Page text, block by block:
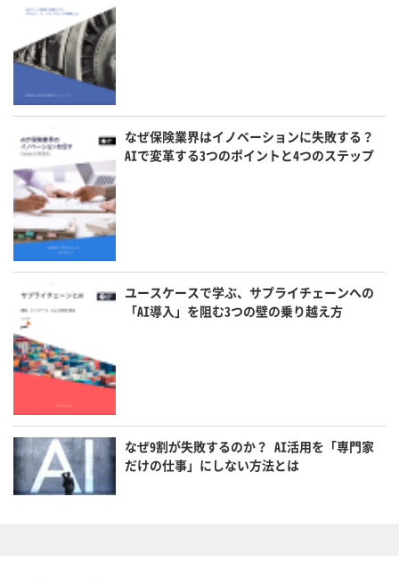
なぜ保険業界はイノベーションに失敗する？
AIで変革する3つのポイントと4つのステップ
ユースケースで学ぶ、サプライチェーンへの
「AI導入」を阻む3つの壁の乗り越え方
なぜ9割が失敗するのか？ AI活用を「専門家
だけの仕事」にしない方法とは